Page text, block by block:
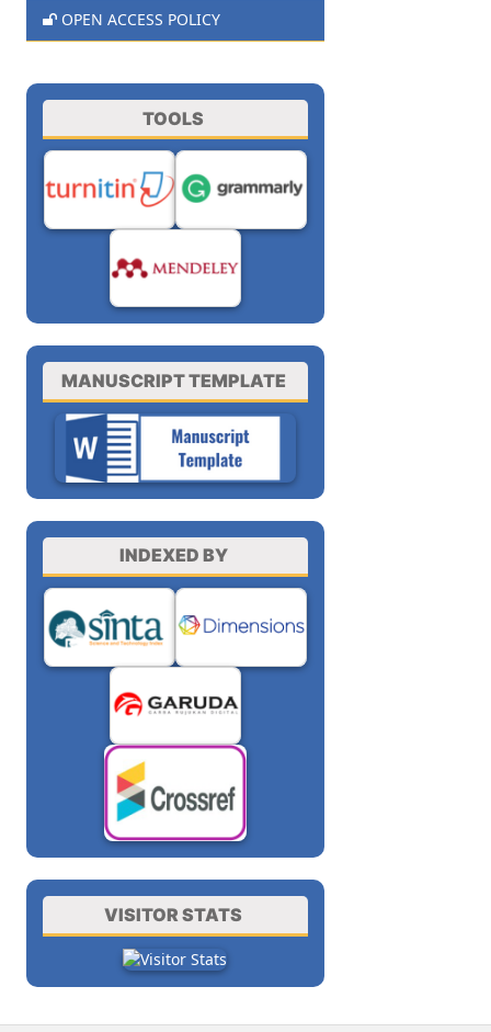
OPEN ACCESS POLICY
TOOLS
MANUSCRIPT TEMPLATE
INDEXED BY
VISITOR STATS